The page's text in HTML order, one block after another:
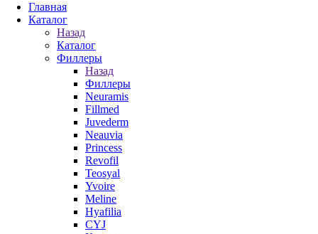
Главная
Каталог
Назад
Каталог
Филлеры
Назад
Филлеры
Neuramis
Fillmed
Juvederm
Neauvia
Princess
Revofil
Teosyal
Yvoire
Meline
Hyafilia
CYJ